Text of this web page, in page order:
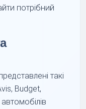
потрібний
такі
Budget,